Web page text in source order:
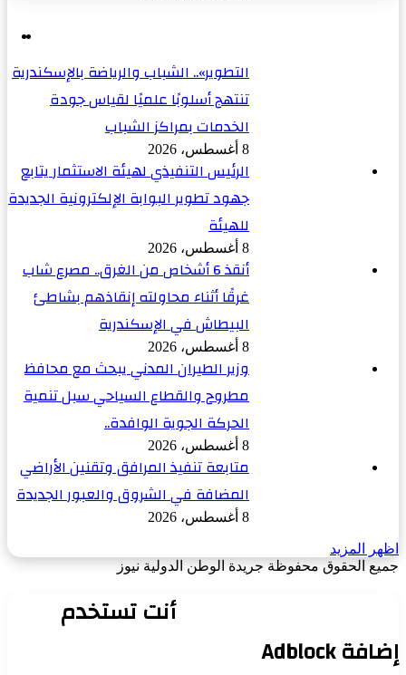
التطوير».. الشباب والرياضة بالإسكندرية
تنتهج أسلوبًا علميًا لقياس جودة
الخدمات بمراكز الشباب
8 أغسطس، 2026
الرئيس التنفيذي لهيئة الاستثمار يتابع
جهود تطوير البوابة الإلكترونية الجديدة
للهيئة
8 أغسطس، 2026
أنقذ 6 أشخاص من الغرق.. مصرع شاب
غرقًا أثناء محاولته إنقاذهم بشاطئ
البيطاش في الإسكندرية
8 أغسطس، 2026
وزير الطيران المدني يبحث مع محافظ
مطروح والقطاع السياحي سبل تنمية
الحركة الجوية الوافدة..
8 أغسطس، 2026
متابعة تنفيذ المرافق وتقنين الأراضي
المضافة في الشروق والعبور الجديدة
8 أغسطس، 2026
اظهر المزيد
جميع الحقوق محفوظة جريدة الوطن الدولية نيوز
أنت تستخدم
إضافة Adblock